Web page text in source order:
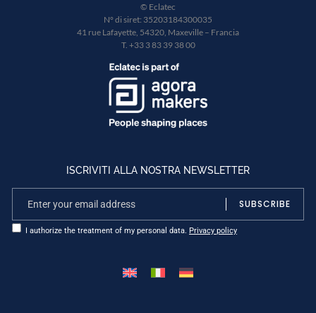
© Eclatec
N° di siret: 35203184300035
41 rue Lafayette, 54320, Maxeville – Francia
T. +33 3 83 39 38 00
ISCRIVITI ALLA NOSTRA NEWSLETTER
SUBSCRIBE
I authorize the treatment of my personal data. Privacy policy